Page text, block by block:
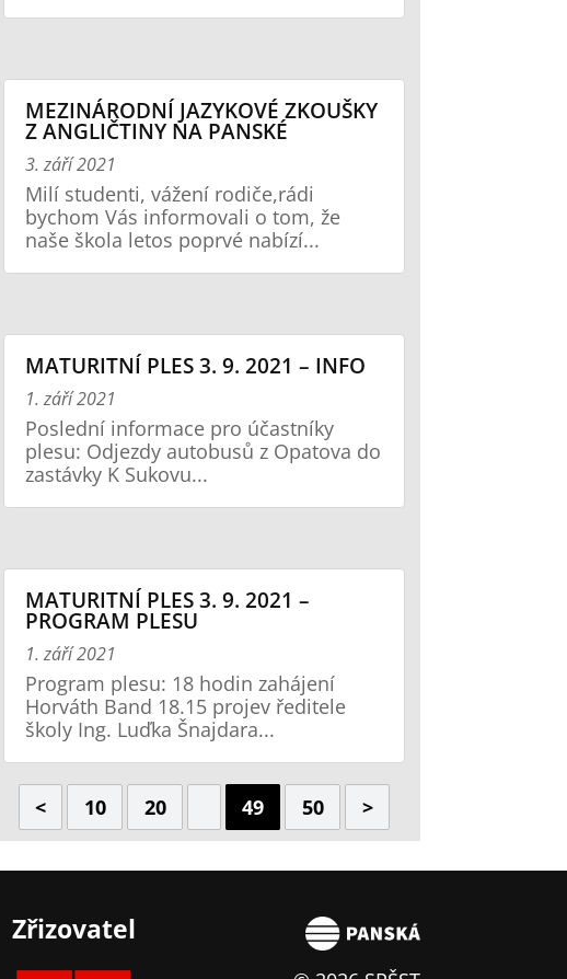
MEZINÁRODNÍ JAZYKOVÉ ZKOUŠKY
Z ANGLIČTINY NA PANSKÉ
3. září 2021
Milí studenti, vážení rodiče,rádi
bychom Vás informovali o tom, že
naše škola letos poprvé nabízí...
MATURITNÍ PLES 3. 9. 2021 – INFO
1. září 2021
Poslední informace pro účastníky
plesu: Odjezdy autobusů z Opatova do
zastávky K Sukovu...
MATURITNÍ PLES 3. 9. 2021 –
PROGRAM PLESU
1. září 2021
Program plesu: 18 hodin zahájení
Horváth Band 18.15 projev ředitele
školy Ing. Luďka Šnajdara...
< 10 20 49 50 >
Zřizovatel